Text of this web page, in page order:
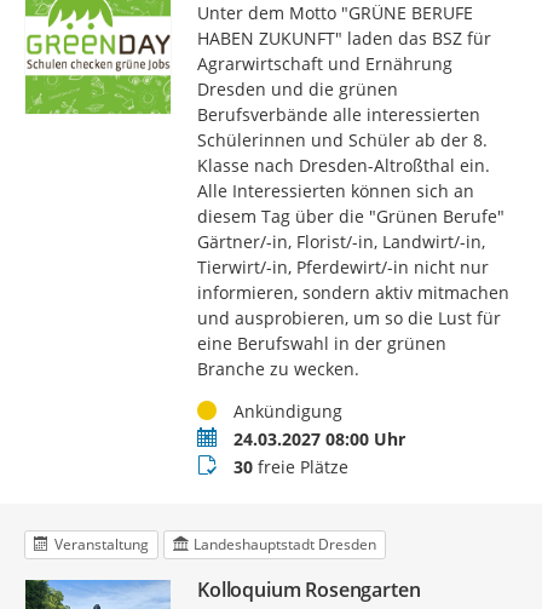
Unter dem Motto "GRÜNE BERUFE
HABEN ZUKUNFT" laden das BSZ für
Agrarwirtschaft und Ernährung
Dresden und die grünen
Berufsverbände alle interessierten
Schülerinnen und Schüler ab der 8.
Klasse nach Dresden-Altroßthal ein.
Alle Interessierten können sich an
diesem Tag über die "Grünen Berufe"
Gärtner/-in, Florist/-in, Landwirt/-in,
Tierwirt/-in, Pferdewirt/-in nicht nur
informieren, sondern aktiv mitmachen
und ausprobieren, um so die Lust für
eine Berufswahl in der grünen
Branche zu wecken.
StatusAnkündigung
Termin24.03.2027 08:00 Uhr
Buchungsstatus
30freie Plätze
Veranstaltung Landeshauptstadt Dresden
Kolloquium Rosengarten